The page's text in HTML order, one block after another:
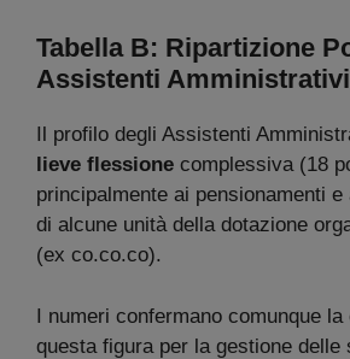
Tabella B: Ripartizione
Assistenti Amministrativi
Il profilo degli Assistenti
lieve flessione complessiva (18
principalmente ai pensionamenti
di alcune unità della dotazione
(ex co.co.co).
I numeri confermano comunque la
questa figura per la gestione delle